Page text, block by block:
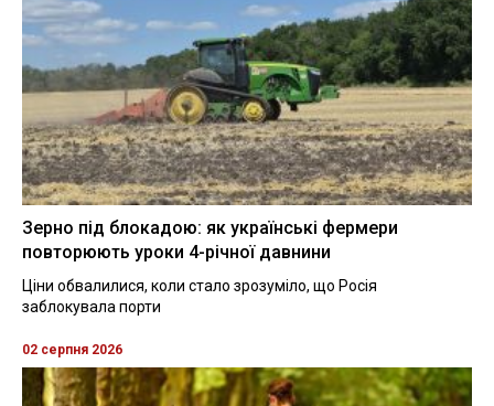
Зерно під блокадою: як українські фермери
повторюють уроки 4-річної давнини
Ціни обвалилися, коли стало зрозуміло, що Росія
заблокувала порти
02 серпня 2026